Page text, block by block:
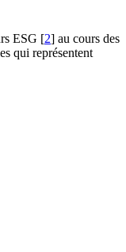
ESG [2] au cours des
qui représentent